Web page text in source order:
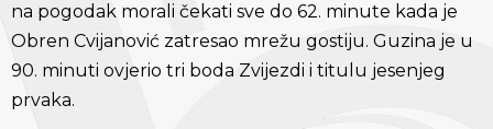
na pogodak morali čekati sve do 62. minute kada je
Obren Cvijanović zatresao mrežu gostiju. Guzina je u
90. minuti ovjerio tri boda Zvijezdi i titulu jesenjeg
prvaka.